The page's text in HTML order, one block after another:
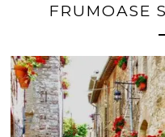
FRUMOASE